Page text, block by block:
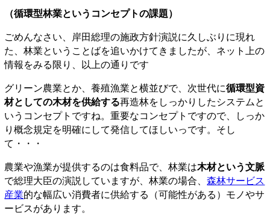
（循環型林業というコンセプトの課題）
ごめんなさい、岸田総理の施政方針演説に久しぶりに現れ
た、林業ということばを追いかけてきましたが、ネット上の
情報をみる限り、以上の通りです
グリーン農業とか、養殖漁業と横並びで、次世代に循環型資
材としての木材を供給する再造林をしっかりしたシステムと
いうコンセプトですね。重要なコンセプトですので、しっか
り概念規定を明確にして発信してほしいっです。そし
て・・・
農業や漁業が提供するのは食料品で、林業は木材という文脈
で総理大臣の演説していますが、林業の場合、森林サービス
産業的な幅広い消費者に供給する（可能性がある）モノやサ
ービスがあります。